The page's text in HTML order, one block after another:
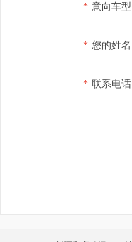
* 意向车型
* 您的姓名
* 联系电话